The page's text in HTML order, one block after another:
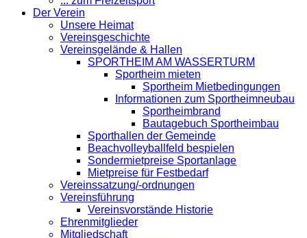
Der Verein
Unsere Heimat
Vereinsgeschichte
Vereinsgelände & Hallen
SPORTHEIM AM WASSERTURM
Sportheim mieten
Sportheim Mietbedingungen
Informationen zum Sportheimneubau
Sportheimbrand
Bautagebuch Sportheimbau
Sporthallen der Gemeinde
Beachvolleyballfeld bespielen
Sondermietpreise Sportanlage
Mietpreise für Festbedarf
Vereinssatzung/-ordnungen
Vereinsführung
Vereinsvorstände Historie
Ehrenmitglieder
Mitgliedschaft